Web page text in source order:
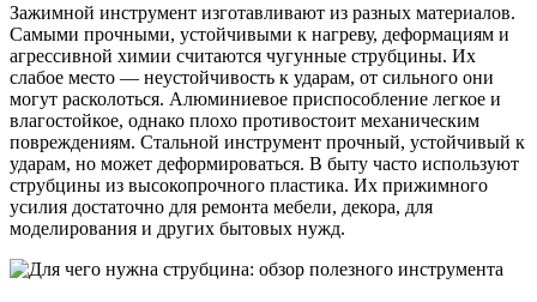
Зажимной инструмент изготавливают из разных материалов.
Самыми прочными, устойчивыми к нагреву, деформациям и
агрессивной химии считаются чугунные струбцины. Их
слабое место — неустойчивость к ударам, от сильного они
могут расколоться. Алюминиевое приспособление легкое и
влагостойкое, однако плохо противостоит механическим
повреждениям. Стальной инструмент прочный, устойчивый к
ударам, но может деформироваться. В быту часто используют
струбцины из высокопрочного пластика. Их прижимного
усилия достаточно для ремонта мебели, декора, для
моделирования и других бытовых нужд.